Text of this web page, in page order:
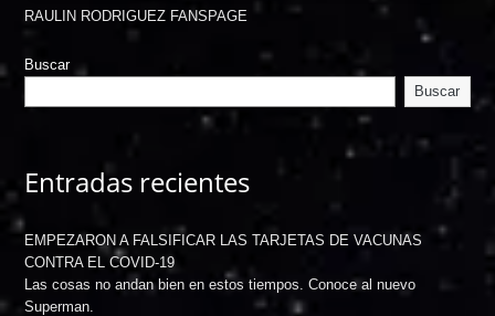
RAULIN RODRIGUEZ FANSPAGE
Buscar
Buscar
Entradas recientes
EMPEZARON A FALSIFICAR LAS TARJETAS DE VACUNAS
CONTRA EL COVID-19
Las cosas no andan bien en estos tiempos. Conoce al nuevo
Superman.